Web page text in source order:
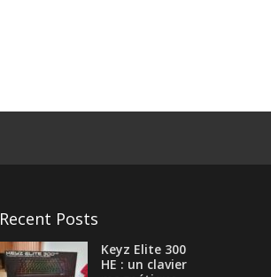
Recent Posts
Keyz Elite 300
HE : un clavier